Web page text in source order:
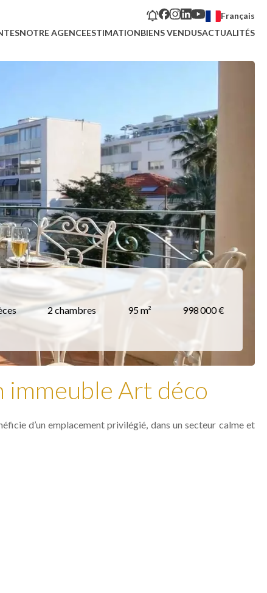
Français
NOTRE AGENCEESTIMATIONBIENS VENDUSACTUALITÉS
2 chambres 95 m² 998 000 €
immeuble Art déco
d’un emplacement privilégié, dans un secteur calme et